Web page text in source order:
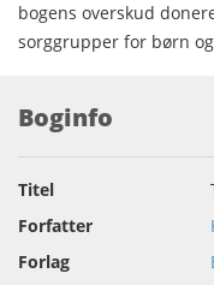
bogens overskud
sorggrupper for børn
Boginfo
Titel
Forfatter
Forlag